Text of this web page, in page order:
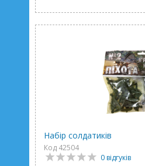
Набір солдатиків
Код 42504
0 відгуків